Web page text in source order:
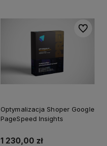
Optymalizacja Shoper Google
PageSpeed Insights
1 230,00 zł
Do